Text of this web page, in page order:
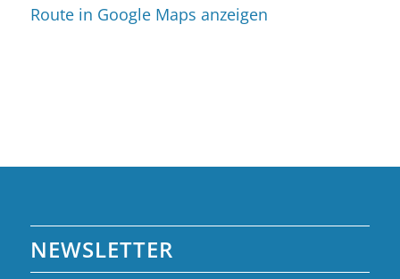
Route in Google Maps anzeigen
NEWSLETTER